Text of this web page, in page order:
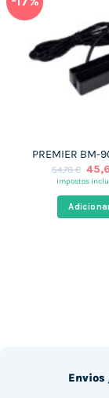
PREMIER BM-
54,78€ O
era:
impostos